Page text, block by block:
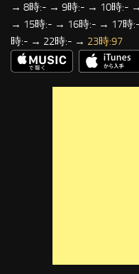
→ 8時:- → 9時:- → 10時:-
→ 15時:- → 16時:- → 17時
時:- → 22時:- → 23時:97